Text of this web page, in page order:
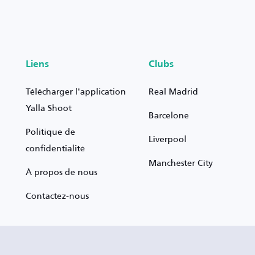
Liens
Télécharger l'application
Yalla Shoot
Politique de
confidentialité
À propos de nous
Contactez-nous
Clubs
Real Madrid
Barcelone
Liverpool
Manchester City